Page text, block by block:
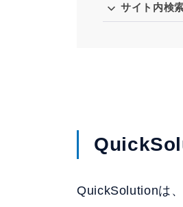
サイト内検
QuickSolutionは